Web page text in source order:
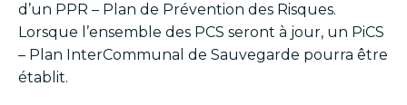
d’un PPR – Plan de Prévention des Risques.
Lorsque l’ensemble des PCS seront à jour, un PiCS
– Plan InterCommunal de Sauvegarde pourra être
établit.